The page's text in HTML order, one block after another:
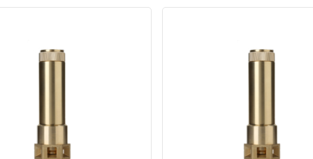
Быстрый просмотрДобавить к сравнению Быстрый просмотр
Добавить к